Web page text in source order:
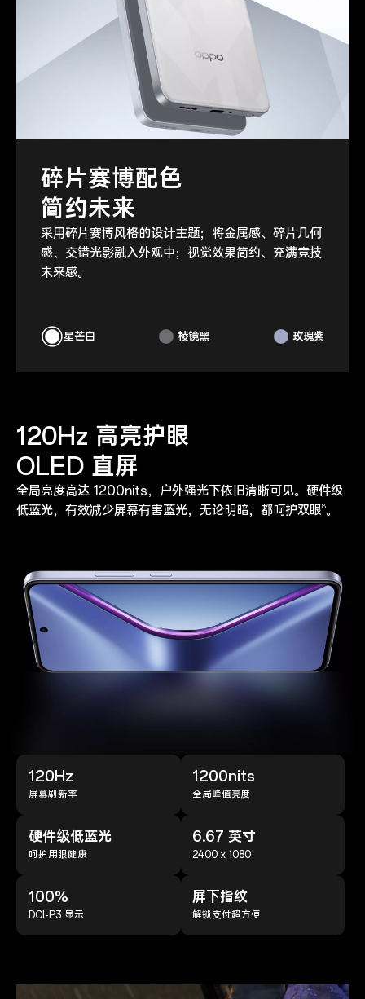
碎片赛博配色
简约未来
采用碎片赛博风格的设计主题；将金属感、碎片几何
感、交错光影融入外观中；视觉效果简约、充满竞技
未来感。
碎片赛博配色
简约未来
采用碎片赛博风格的设计主题；将金属感、碎片几何
感、交错光影融入外观中；视觉效果简约、充满竞技
未来感。
碎片赛博配色
简约未来
采用碎片赛博风格的设计主题；将金属感、碎片几何
感、交错光影融入外观中；视觉效果简约、充满竞技
未来感。
星芒白 棱镜黑 玫瑰紫
120Hz 高亮护眼
OLED 直屏
全局亮度高达 1200nits，户外强光下依旧清晰可见。硬件级
低蓝光，有效减少屏幕有害蓝光，无论明暗，都呵护双眼8。
120Hz
屏幕刷新率
1200nits
全局峰值亮度
硬件级低蓝光
呵护用眼健康
6.67 英寸
2400 x 1080
100%
DCI-P3 显示
屏下指纹
解锁支付超方便